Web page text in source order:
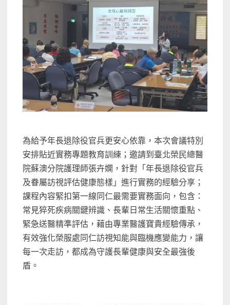
為給予年長退除役官兵更安心依靠，本次會議特別
安排貼近實務專題教育訓練；邀請到臺北榮民總醫
院蘇澳分院護理師張卉嫻，針對「年長退除役官兵
及眷屬訪視評估健康態樣」進行實務的經驗分享；
課程內容緊扣第一線同仁最需要實務面向，包含：
常見猝死疾病關鍵辨識、長輩日常生活關懷重點、
緊急送醫精準評估，藉由專業醫護寶貴經驗傳承，
有效強化榮服處同仁訪視知能與臨機應變能力，讓
每一次走訪，都成為守護長輩健康與安全最強後
盾。